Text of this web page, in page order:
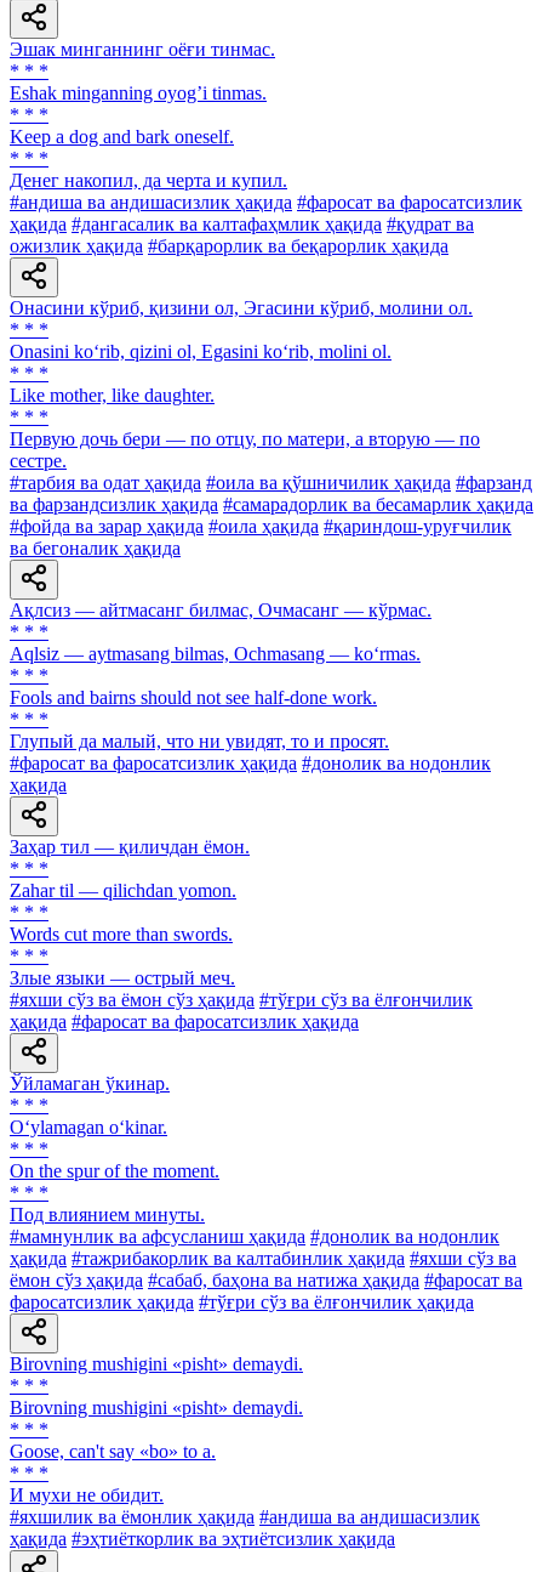
Эшак минганнинг оёғи тинмас.
* * *
Eshak minganning oyogʼi tinmas.
* * *
Keep a dog and bark oneself.
* * *
Денег накопил, да черта и купил.
#андиша ва андишасизлик ҳақида #фаросат ва фаросатсизлик
ҳақида #дангасалик ва калтафаҳмлик ҳақида #қудрат ва
ожизлик ҳақида #барқарорлик ва беқарорлик ҳақида
Онасини кўриб, қизини ол, Эгасини кўриб, молини ол.
* * *
Onasini ko‘rib, qizini ol, Egasini ko‘rib, molini ol.
* * *
Like mother, like daughter.
* * *
Первую дочь бери — по отцу, по матери, а вторую — по
сестре.
#тарбия ва одат ҳақида #оила ва қўшничилик ҳақида #фарзанд
ва фарзандсизлик ҳақида #самарадорлик ва бесамарлик ҳақида
#фойда ва зарар ҳақида #оила ҳақида #қариндош-уруғчилик
ва бегоналик ҳақида
Ақлсиз — айтмасанг билмас, Очмасанг — кўрмас.
* * *
Aqlsiz — aytmasang bilmas, Ochmasang — ko‘rmas.
* * *
Fools and bairns should not see half-done work.
* * *
Глупый да малый, что ни увидят, то и просят.
#фаросат ва фаросатсизлик ҳақида #донолик ва нодонлик
ҳақида
Заҳар тил — қиличдан ёмон.
* * *
Zahar til — qilichdan yomon.
* * *
Words cut more than swords.
* * *
Злые языки — острый меч.
#яхши сўз ва ёмон сўз ҳақида #тўғри сўз ва ёлғончилик
ҳақида #фаросат ва фаросатсизлик ҳақида
Ўйламаган ўкинар.
* * *
O‘ylamagan o‘kinar.
* * *
On the spur of the moment.
* * *
Под влиянием минуты.
#мамнунлик ва афсусланиш ҳақида #донолик ва нодонлик
ҳақида #тажрибакорлик ва калтабинлик ҳақида #яхши сўз ва
ёмон сўз ҳақида #сабаб, баҳона ва натижа ҳақида #фаросат ва
фаросатсизлик ҳақида #тўғри сўз ва ёлғончилик ҳақида
Birovning mushigini «pisht» demaydi.
* * *
Birovning mushigini «pisht» demaydi.
* * *
Goose, can't say «bo» to a.
* * *
И мухи не обидит.
#яхшилик ва ёмонлик ҳақида #андиша ва андишасизлик
ҳақида #эҳтиёткорлик ва эҳтиётсизлик ҳақида